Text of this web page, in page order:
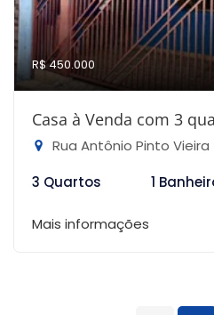
R$ 450.000
Casa à Venda com 3
Rua Antônio Pinto Vieira -
3 Quartos
1
Mais informações